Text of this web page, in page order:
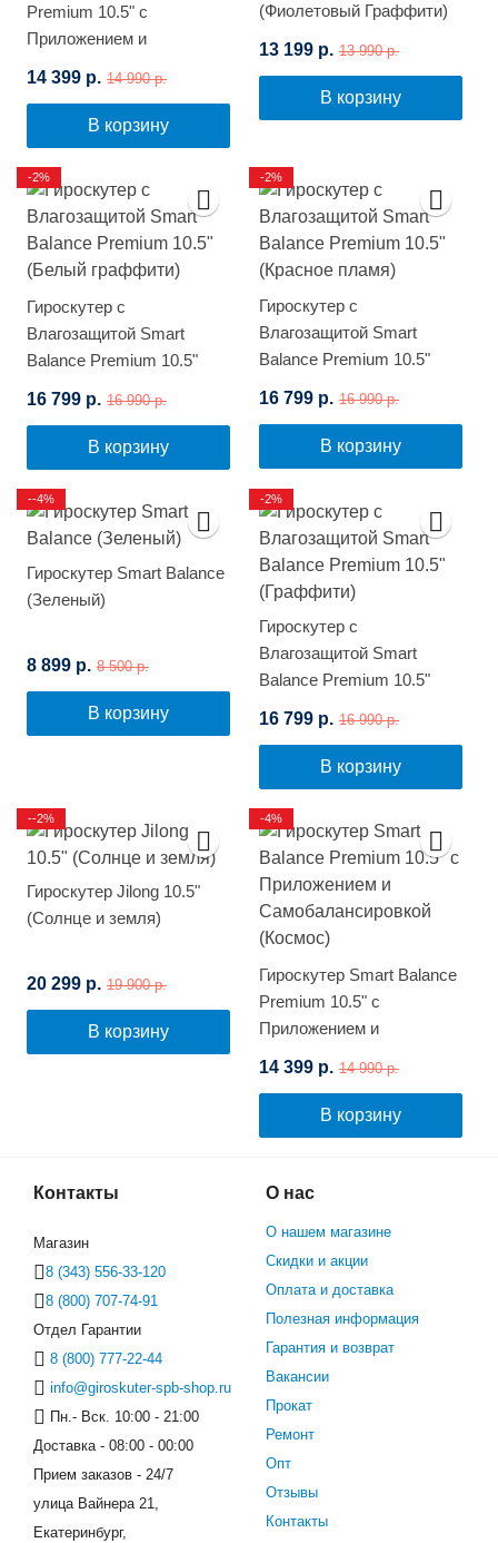
Premium 10.5" с
Приложением и
(Черный карбон)
14 399 р. 14 990 р.
В корзину
(Фиолетовый Граффити)
13 199 р. 13 990 р.
В корзину
Гироскутер с
Влагозащитой Smart
Balance Premium 10.5"
16 799 р. 16 990 р.
В корзину
-2%
Гироскутер с
Влагозащитой Smart
Balance Premium 10.5"
16 799 р. 16 990 р.
В корзину
-2%
Гироскутер Smart Balance
(Зеленый)
8 899 р. 8 500 р.
В корзину
--4%
Гироскутер с
Влагозащитой Smart
Balance Premium 10.5"
16 799 р. 16 990 р.
В корзину
-2%
Гироскутер Jilong 10.5"
(Солнце и земля)
20 299 р. 19 900 р.
В корзину
--2%
Гироскутер Smart Balance
Premium 10.5" с
Приложением и
(Космос)
14 399 р. 14 990 р.
В корзину
-4%
Контакты
Магазин
8 (343) 556-33-120
8 (800) 707-74-91
Отдел Гарантии
8 (800) 777-22-44
info@giroskuter-spb-shop.ru
Пн.- Вск. 10:00 - 21:00
Доставка - 08:00 - 00:00
Прием заказов - 24/7
улица Вайнера 21,
Екатеринбург,
О нас
О нашем магазине
Скидки и акции
Оплата и доставка
Полезная информация
Гарантия и возврат
Вакансии
Прокат
Ремонт
Опт
Отзывы
Контакты